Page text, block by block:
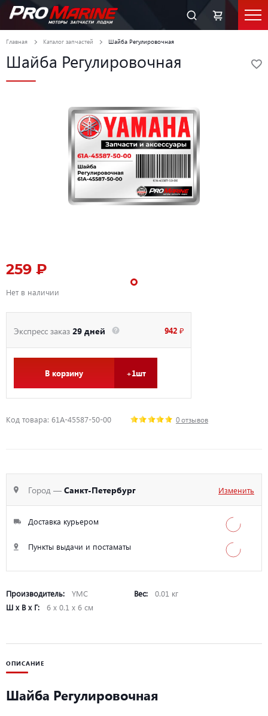
Главная Каталог запчастей Шайба Регулировочная
Шайба Регулировочная
259 ₽
Нет в наличии
Экспресс заказ 29 дней 942 ₽
В корзину +1шт
Код товара: 61A-45587-50-00 0 отзывов
Город — Санкт-Петербург Изменить
Доставка курьером
Пункты выдачи и постаматы
Производитель: YMC Вес:
0.01 кг
Ш х В х Г:
6 х 0.1 х 6 см
ОПИСАНИЕ
Шайба Регулировочная